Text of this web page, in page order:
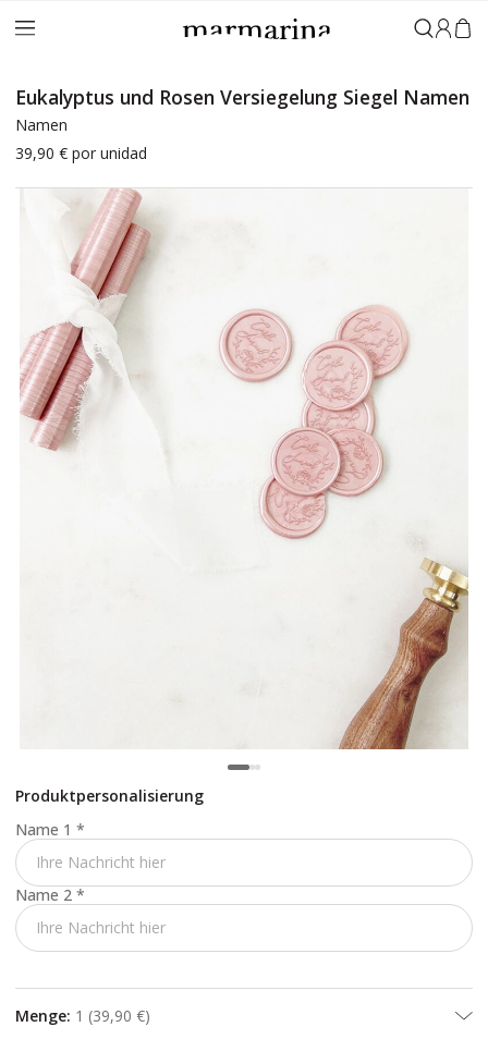
Eukalyptus und Rosen Versiegelung Siegel Namen
Namen
39,90 € por unidad
Produktpersonalisierung
Name 1 *
Name 2 *
Menge: 1 (39,90 €)